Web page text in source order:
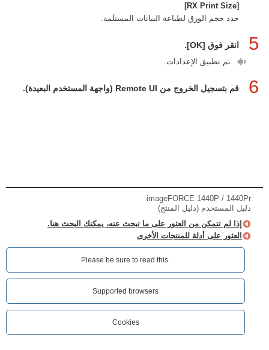
[RX Print Size]
حدد حجم الورق لطباعة البيانات المستلَمة.
5 انقر فوق [OK].
تم تطبيق الإعدادات.
6 قم بتسجيل الخروج من Remote UI (واجهة المستخدم البعيدة).
imageFORCE 1440P / 1440Pr
دليل المستخدم (دليل المنتج)
إذا لم تتمكن من العثور على ما تبحث عنه، يمكنك البحث هنا.
العثور على أدلة للمنتجات الأخرى
Please be sure to read this.‎
Supported browsers
Cookies